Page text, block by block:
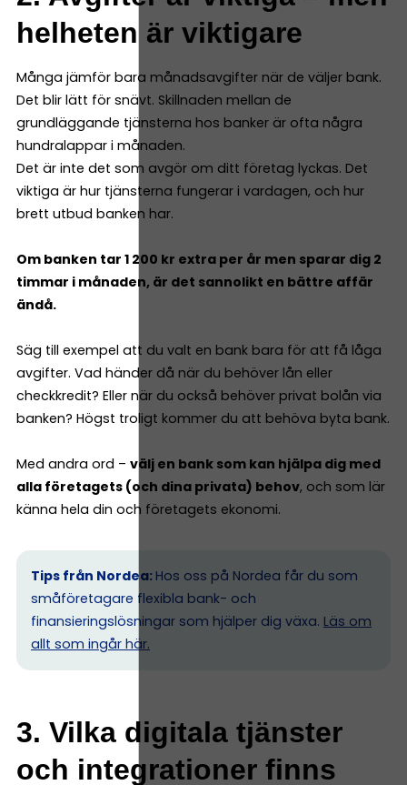
helheten är viktigare
Många jämför bara månadsavgifter när de väljer bank.
Det blir lätt för snävt. Skillnaden mellan de
grundläggande tjänsterna hos banker är ofta några
hundralappar i månaden.
Det är inte det som avgör om ditt företag lyckas. Det
viktiga är hur tjänsterna fungerar i vardagen, och hur
brett utbud banken har.
Om banken tar 1 200 kr extra per år men sparar dig 2
timmar i månaden, är det sannolikt en bättre affär
ändå.
Säg till exempel att du valt en bank bara för att få låga
avgifter. Vad händer då när du behöver lån eller
checkkredit? Eller när du också behöver privat bolån via
banken? Högst troligt kommer du att behöva byta bank.
Med andra ord – välj en bank som kan hjälpa dig med
alla företagets (och dina privata) behov, och som lär
känna hela din och företagets ekonomi.
Tips från Nordea: Hos oss på Nordea får du som
småföretagare flexibla bank- och
finansieringslösningar som hjälper dig växa. Läs om
allt som ingår här.
3. Vilka digitala tjänster
och integrationer finns